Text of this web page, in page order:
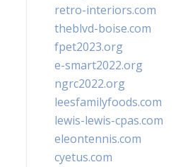
retro-interiors.com
theblvd-boise.com
fpet2023.org
e-smart2022.org
ngrc2022.org
leesfamilyfoods.com
lewis-lewis-cpas.com
eleontennis.com
cyetus.com